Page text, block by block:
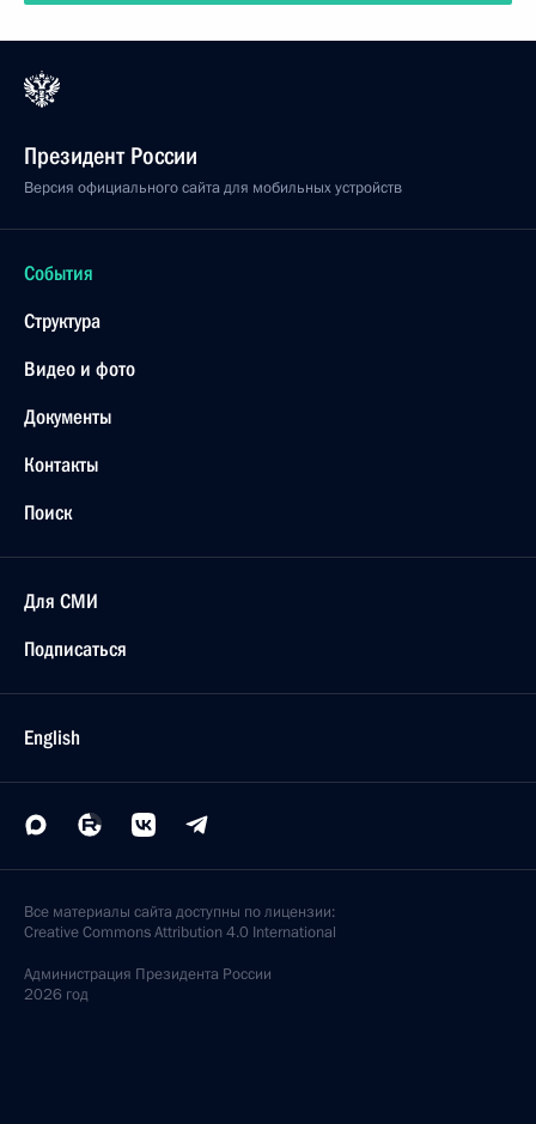
Президент России
Версия официального сайта для мобильных устройств
События
Структура
Видео и фото
Документы
Контакты
Поиск
Для СМИ
Подписаться
English
Все материалы сайта доступны по лицензии:
Creative Commons Attribution 4.0 International
Администрация Президента России
2026 год